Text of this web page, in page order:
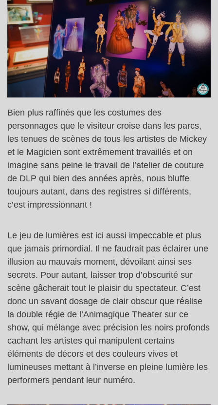
Bien plus raffinés que les costumes des
personnages que le visiteur croise dans les parcs,
les tenues de scènes de tous les artistes de Mickey
et le Magicien sont extrêmement travaillés et on
imagine sans peine le travail de l’atelier de couture
de DLP qui bien des années après, nous bluffe
toujours autant, dans des registres si différents,
c’est impressionnant !
Le jeu de lumières est ici aussi impeccable et plus
que jamais primordial. Il ne faudrait pas éclairer une
illusion au mauvais moment, dévoilant ainsi ses
secrets. Pour autant, laisser trop d’obscurité sur
scène gâcherait tout le plaisir du spectateur. C’est
donc un savant dosage de clair obscur que réalise
la double régie de l’Animagique Theater sur ce
show, qui mélange avec précision les noirs profonds
cachant les artistes qui manipulent certains
éléments de décors et des couleurs vives et
lumineuses mettant à l’inverse en pleine lumière les
performers pendant leur numéro.